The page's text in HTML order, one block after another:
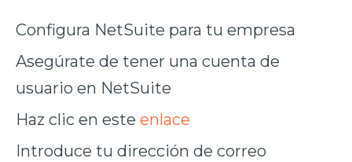
Configura NetSuite para tu empresa
Asegúrate de tener una cuenta de
usuario en NetSuite
Haz clic en este enlace
Introduce tu dirección de correo